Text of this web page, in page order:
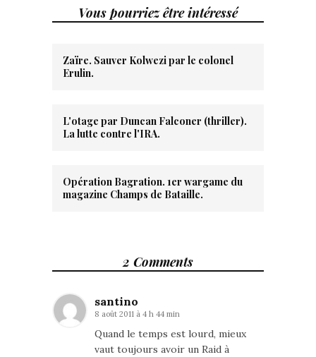
Vous pourriez être intéressé
Zaïre. Sauver Kolwezi par le colonel
Erulin.
L'otage par Duncan Falconer (thriller).
La lutte contre l'IRA.
Opération Bagration. 1er wargame du
magazine Champs de Bataille.
2 Comments
santino
8 août 2011 à 4 h 44 min
Quand le temps est lourd, mieux
vaut toujours avoir un Raid à